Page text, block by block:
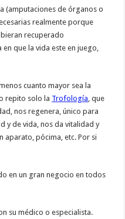
(amputaciones de órganos o
realmente porque
recuperado
que la vida este en juego,
cuanto mayor sea la
repito solo la Trofología, que
nos regenera, único para
y de vida, nos da vitalidad y
aparato, pócima, etc. Por si
en un gran negocio en todos
su médico o especialista.